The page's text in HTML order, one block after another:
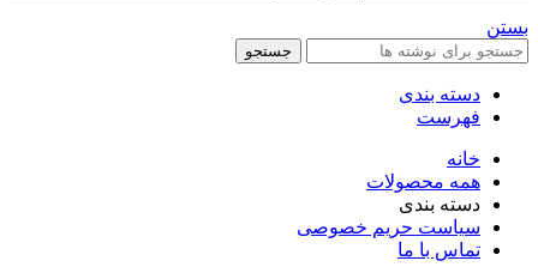
بستن
جستجو
دسته بندی
فهرست
خانه
همه محصولات
دسته بندی
سیاست حریم خصوصی
تماس با ما